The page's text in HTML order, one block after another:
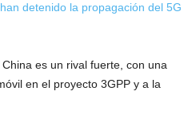
detenido la propagación del 5G
es un rival fuerte, con una
en el proyecto 3GPP y a la